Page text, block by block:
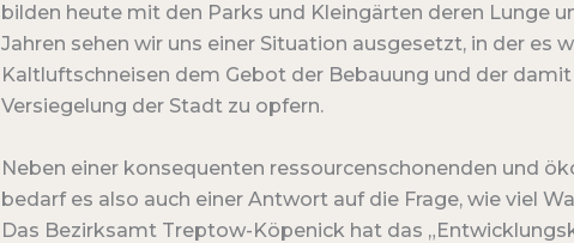
bilden heute mit den Parks und Kleingärten deren Lunge
Jahren sehen wir uns einer Situation ausgesetzt, in der es
Kaltluftschneisen dem Gebot der Bebauung und der
Versiegelung der Stadt zu opfern.
Neben einer konsequenten ressourcenschonenden und
bedarf es also auch einer Antwort auf die Frage, wie viel
Das Bezirksamt Treptow-Köpenick hat das